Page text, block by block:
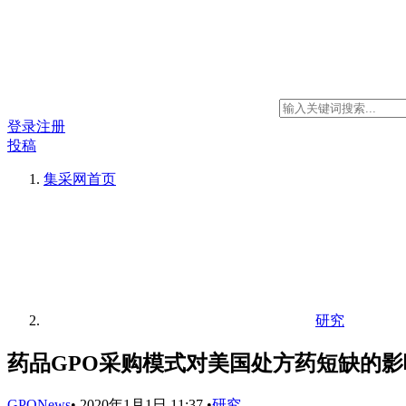
登录注册
投稿
集采网首页
研究
药品GPO采购模式对美国处方药短缺的